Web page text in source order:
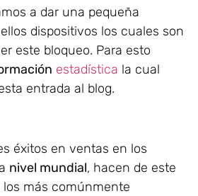
a dar una pequeña
dispositivos los cuales son
este bloqueo. Para esto
estadística la cual
entrada al blog.
éxitos en ventas en los
nivel mundial, hacen de este
más comúnmente